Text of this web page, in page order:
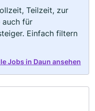
Teilzeit, zur
auch für
Einfach filtern
Jobs in Daun ansehen